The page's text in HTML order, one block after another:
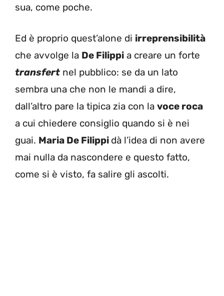
sua, come poche.
Ed è proprio quest’alone di irreprensibilità
che avvolge la De Filippi a creare un forte
transfert nel pubblico: se da un lato
sembra una che non le mandi a dire,
dall’altro pare la tipica zia con la voce roca
a cui chiedere consiglio quando si è nei
guai. Maria De Filippi dà l’idea di non avere
mai nulla da nascondere e questo fatto,
come si è visto, fa salire gli ascolti.